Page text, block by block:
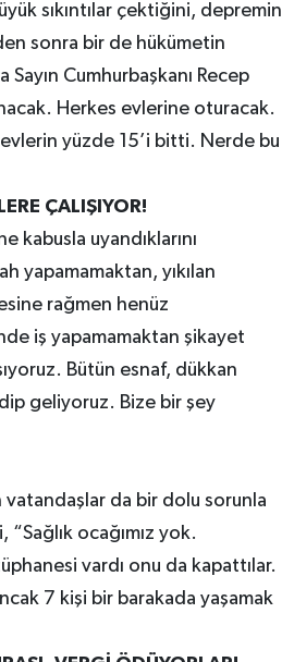
sıkıntılar çektiğini, depremin
sonra bir de hükümetin
Cumhurbaşkanı Recep
Herkes evlerine oturacak.
yüzde 15’i bitti. Nerde bu
ÇALIŞIYOR!
kabusla uyandıklarını
yapamamaktan, yıkılan
rağmen henüz
iş yapamamaktan şikayet
Bütün esnaf, dükkan
geliyoruz. Bize bir şey
vatandaşlar da bir dolu sorunla
ocağımız yok.
vardı onu da kapattılar.
7 kişi bir barakada yaşamak